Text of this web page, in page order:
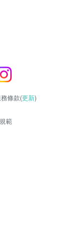
條款(更新)
範